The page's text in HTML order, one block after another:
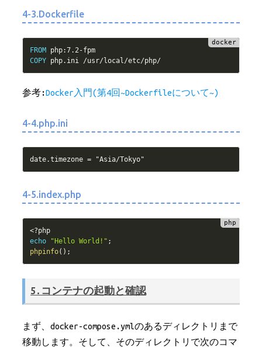
4-3.Dockerfile
FROM php:7.2-
COPY
参考:Docker入門(第4回~Dockerfileについて~)
4-4.php.ini
4-5.index.php
<?php
echo
"Hello World!" ;
phpinfo( ) ;
5.コンテナの起動と確認
まず、docker-compose.ymlのあるディレクトリまで
移動します。そして、そのディレクトリで次のコマ